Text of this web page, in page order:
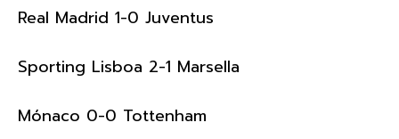
Real Madrid 1-0 Juventus
Sporting Lisboa 2-1 Marsella
Mónaco 0-0 Tottenham